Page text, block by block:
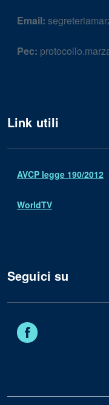
Email:
Pec:
Link utili
AVCP legge 190/2012
WorldTV
Seguici su